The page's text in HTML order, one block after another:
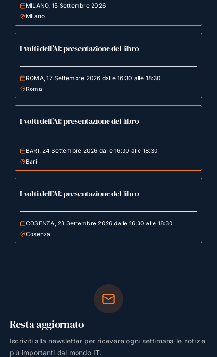
MILANO, 15 Settembre 2026
Milano
I volti dell’AI: presentazione del libro
ROMA, 17 Settembre 2026 dalle 16:30 alle 18:30
Roma
I volti dell’AI: presentazione del libro
BARI, 24 Settembre 2026 dalle 16:30 alle 18:30
Bari
I volti dell’AI: presentazione del libro
COSENZA, 28 Settembre 2026 dalle 16:30 alle 18:30
Cosenza
Resta aggiornato
Iscriviti alla newsletter per ricevere ogni settimana le notizie
più importanti dal mondo IT.